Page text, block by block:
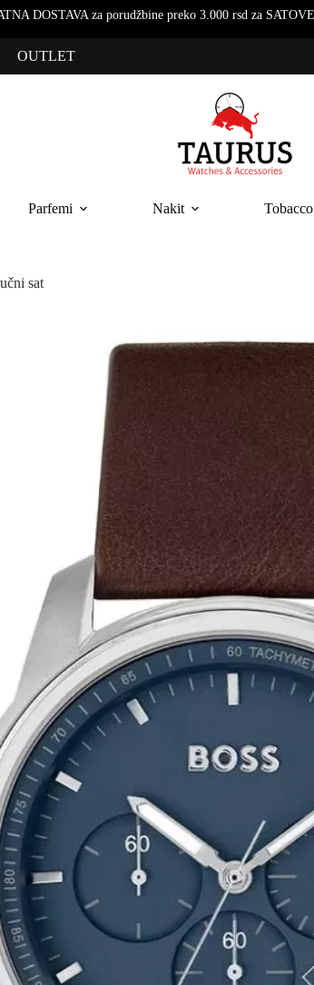
za porudžbine preko 3.000 rsd za SATOVE i NAKIT
OUTLET
Parfemi Nakit Tobacco
sat